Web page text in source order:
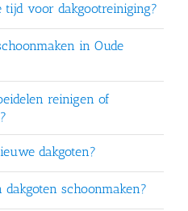
tijd voor dakgootreiniging?
in Oude
reinigen of
dakgoten?
schoonmaken?